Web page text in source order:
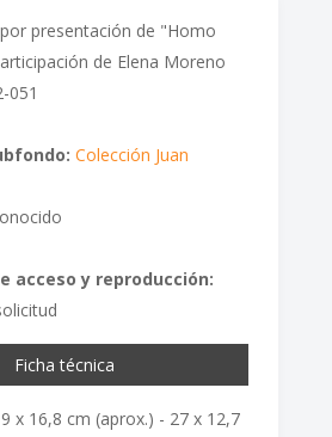
presentación de "Homo
de Elena Moreno
051
Colección Juan
acceso y reproducción:
Ficha técnica
9 x 16,8 cm (aprox.) - 27 x 12,7